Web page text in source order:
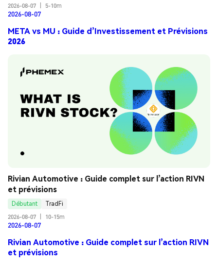
2026-08-07
5-10m
2026-08-07
META vs MU : Guide d’Investissement et Prévisions
2026
Rivian Automotive : Guide complet sur l’action RIVN
et prévisions
Débutant
TradFi
2026-08-07
10-15m
2026-08-07
Rivian Automotive : Guide complet sur l’action RIVN
et prévisions